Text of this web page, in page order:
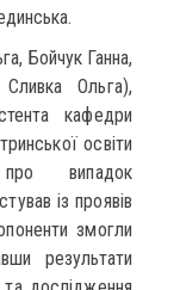
Бойчук Ганна,
Ольга),
кафедри
освіти
випадок
із проявів
змогли
результати